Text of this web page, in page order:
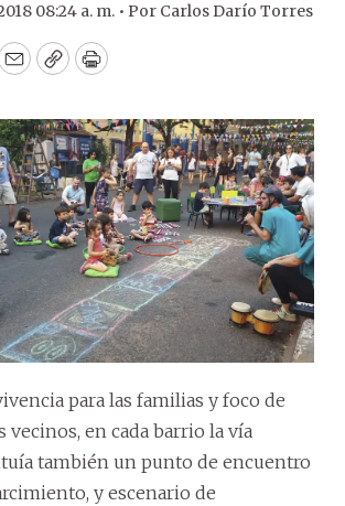
08:24 a. m. • Por Carlos Darío Torres
EmailCopyPrint
para las familias y foco de
vecinos, en cada barrio la vía
también un punto de encuentro
y escenario de